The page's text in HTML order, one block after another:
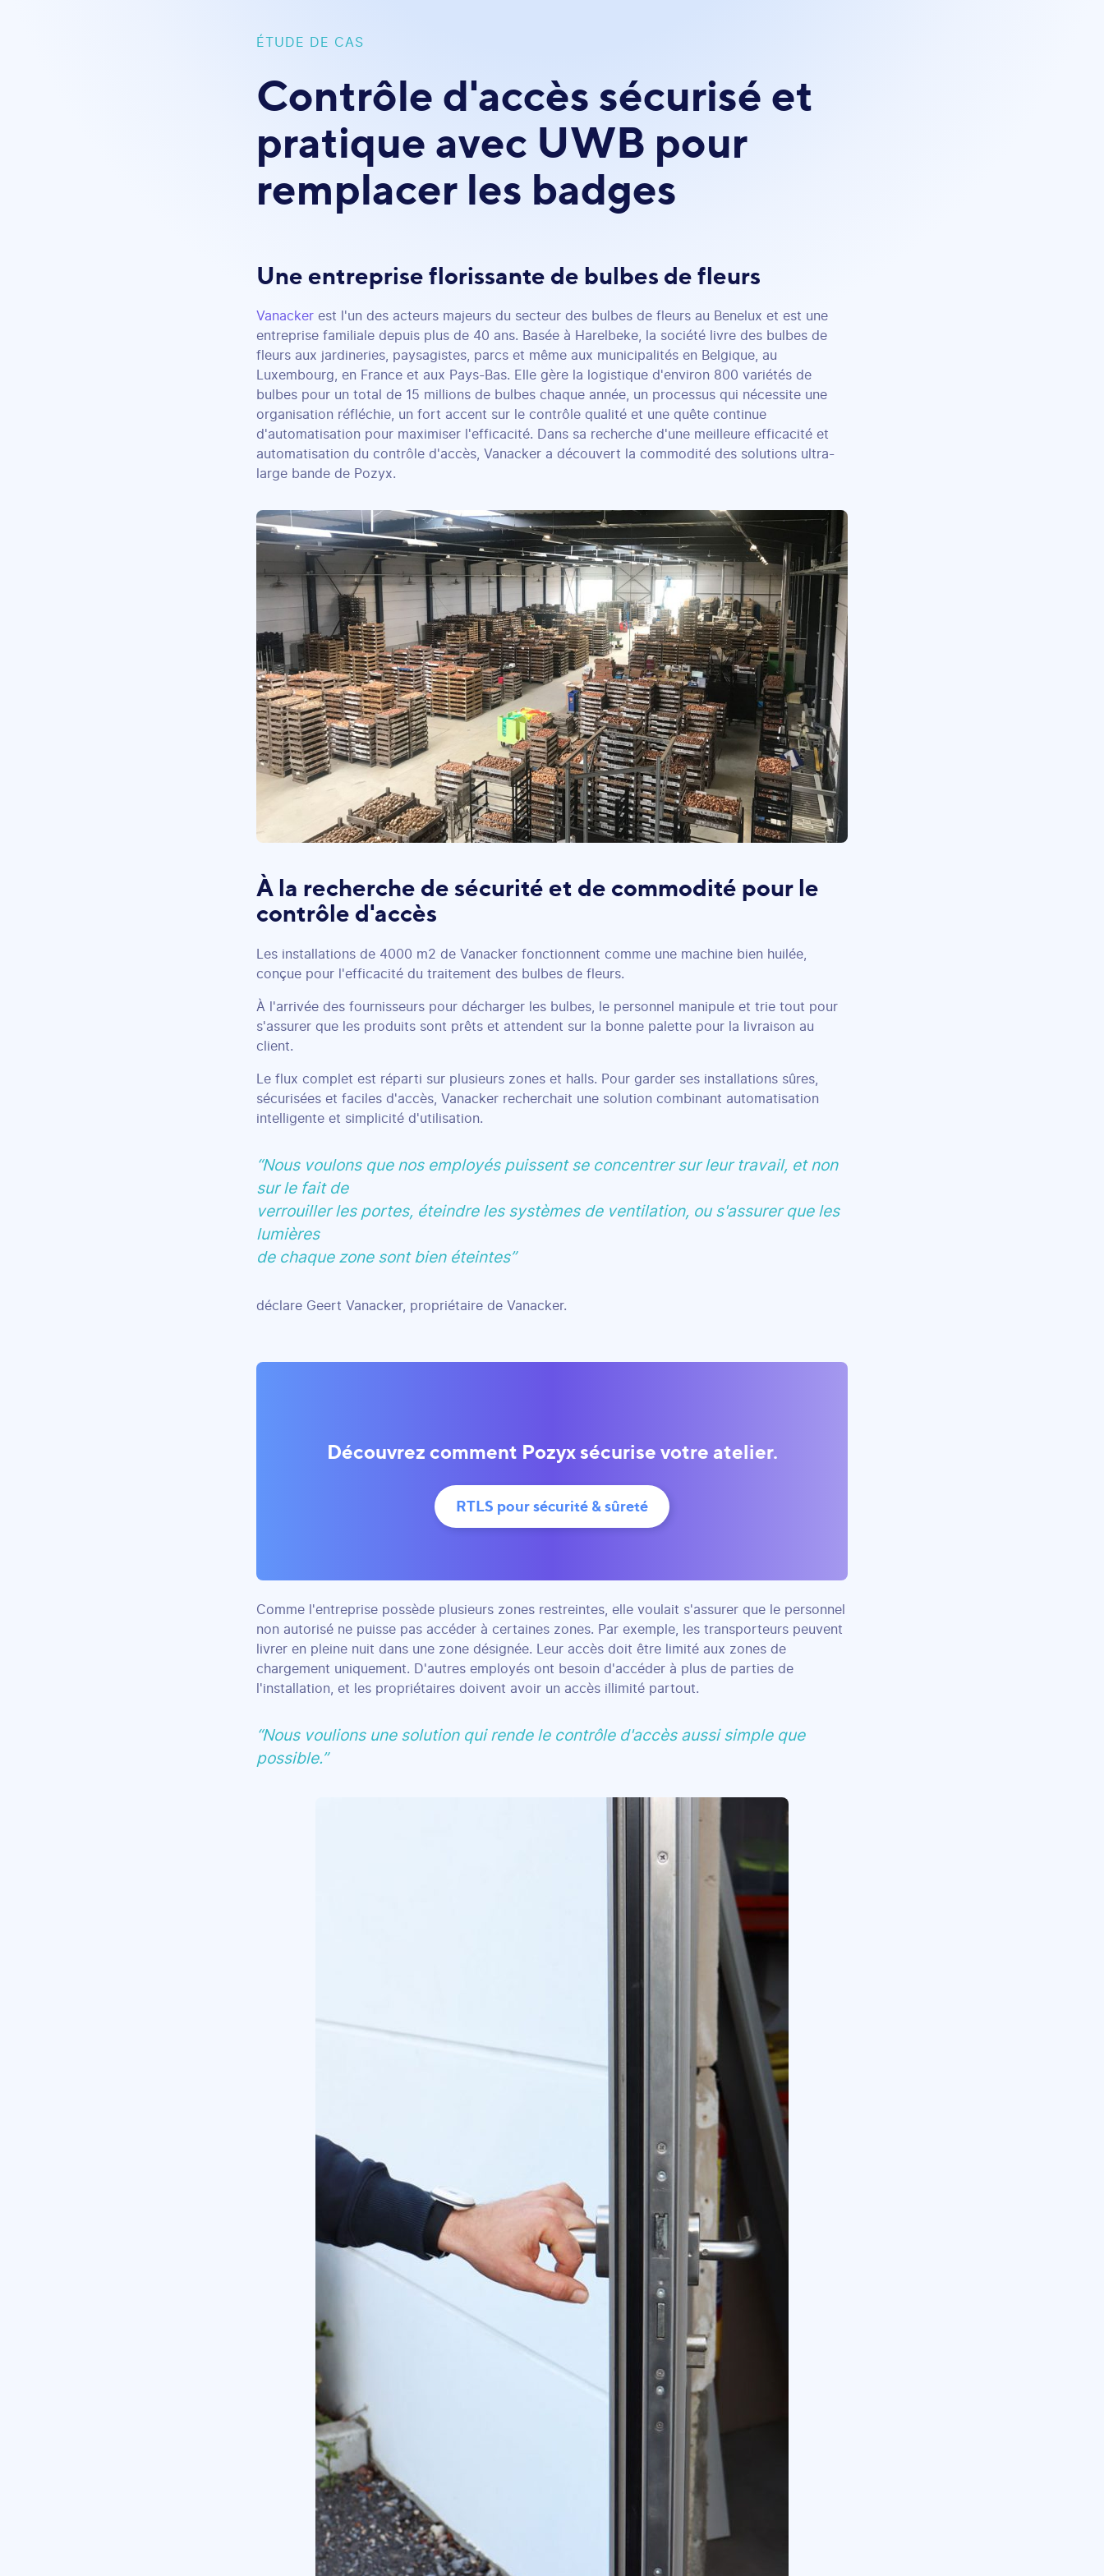
ÉTUDE DE CAS
Contrôle d'accès sécurisé et
pratique avec UWB pour
remplacer les badges
Une entreprise florissante de bulbes de fleurs
Vanacker est l'un des acteurs majeurs du secteur des bulbes de fleurs au Benelux et est une
entreprise familiale depuis plus de 40 ans. Basée à Harelbeke, la société livre des bulbes de
fleurs aux jardineries, paysagistes, parcs et même aux municipalités en Belgique, au
Luxembourg, en France et aux Pays-Bas. Elle gère la logistique d'environ 800 variétés de
bulbes pour un total de 15 millions de bulbes chaque année, un processus qui nécessite une
organisation réfléchie, un fort accent sur le contrôle qualité et une quête continue
d'automatisation pour maximiser l'efficacité. Dans sa recherche d'une meilleure efficacité et
automatisation du contrôle d'accès, Vanacker a découvert la commodité des solutions ultra-
large bande de Pozyx.
À la recherche de sécurité et de commodité pour le
contrôle d'accès
Les installations de 4000 m2 de Vanacker fonctionnent comme une machine bien huilée,
conçue pour l'efficacité du traitement des bulbes de fleurs.
À l'arrivée des fournisseurs pour décharger les bulbes, le personnel manipule et trie tout pour
s'assurer que les produits sont prêts et attendent sur la bonne palette pour la livraison au
client.
Le flux complet est réparti sur plusieurs zones et halls. Pour garder ses installations sûres,
sécurisées et faciles d'accès, Vanacker recherchait une solution combinant automatisation
intelligente et simplicité d'utilisation.
“Nous voulons que nos employés puissent se concentrer sur leur travail, et non
sur le fait de
verrouiller les portes, éteindre les systèmes de ventilation, ou s'assurer que les
lumières
de chaque zone sont bien éteintes”
déclare Geert Vanacker, propriétaire de Vanacker.
Découvrez comment Pozyx sécurise votre atelier.
RTLS pour sécurité & sûreté
Comme l'entreprise possède plusieurs zones restreintes, elle voulait s'assurer que le personnel
non autorisé ne puisse pas accéder à certaines zones. Par exemple, les transporteurs peuvent
livrer en pleine nuit dans une zone désignée. Leur accès doit être limité aux zones de
chargement uniquement. D'autres employés ont besoin d'accéder à plus de parties de
l'installation, et les propriétaires doivent avoir un accès illimité partout.
“Nous voulions une solution qui rende le contrôle d'accès aussi simple que
possible.”